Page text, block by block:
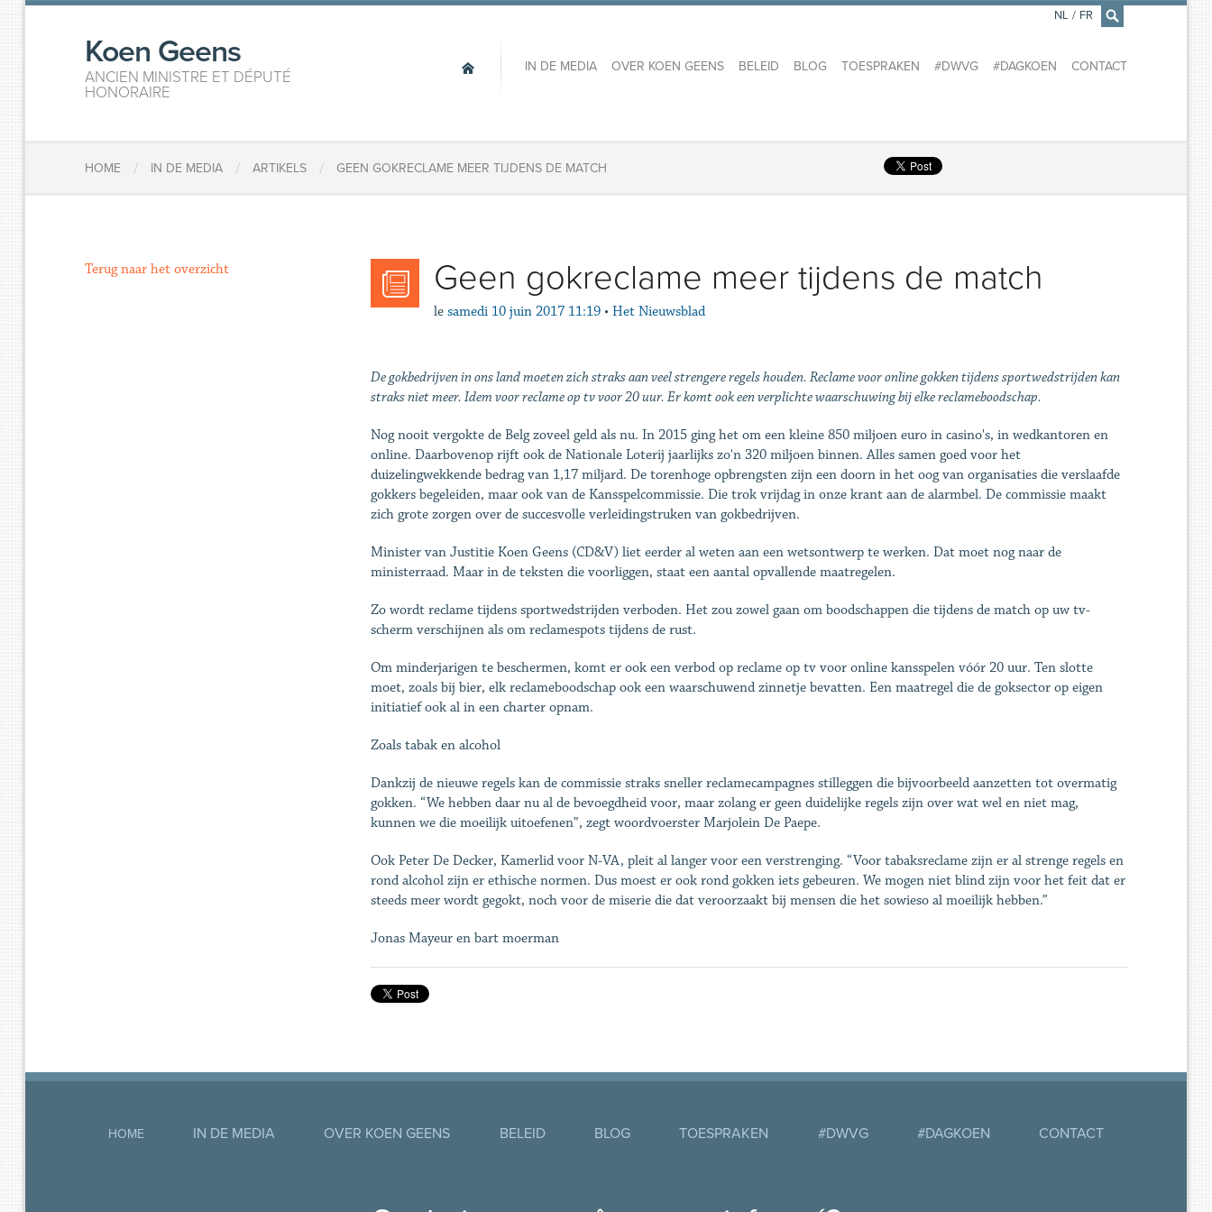
×
Koen Geens
ANCIEN MINISTRE ET DÉPUTÉ
HONORAIRE
IN DE MEDIA OVER KOEN GEENS BELEID BLOG TOESPRAKEN #DWVG #DAGKOEN CONTACT
NL / FR
HOME / IN DE MEDIA / ARTIKELS / GEEN GOKRECLAME MEER TIJDENS DE MATCH
Geen gokreclame meer tijdens de match
le samedi 10 juin 2017 11:19 • Het Nieuwsblad
De gokbedrijven in ons land moeten zich straks aan veel strengere regels houden. Reclame voor online gokken tijdens sportwedstrijden kan
straks niet meer. Idem voor reclame op tv voor 20 uur. Er komt ook een verplichte waarschuwing bij elke reclameboodschap.
Nog nooit vergokte de Belg zoveel geld als nu. In 2015 ging het om een kleine 850 miljoen euro in casino's, in wedkantoren en
online. Daarbovenop rijft ook de Nationale Loterij jaarlijks zo'n 320 miljoen binnen. Alles samen goed voor het
duizelingwekkende bedrag van 1,17 miljard. De torenhoge opbrengsten zijn een doorn in het oog van organisaties die verslaafde
gokkers begeleiden, maar ook van de Kansspelcommissie. Die trok vrijdag in onze krant aan de alarmbel. De commissie maakt
zich grote zorgen over de succesvolle verleidingstruken van gokbedrijven.
Minister van Justitie Koen Geens (CD&V) liet eerder al weten aan een wetsontwerp te werken. Dat moet nog naar de
ministerraad. Maar in de teksten die voorliggen, staat een aantal opvallende maatregelen.
Zo wordt reclame tijdens sportwedstrijden verboden. Het zou zowel gaan om boodschappen die tijdens de match op uw tv-
scherm verschijnen als om reclamespots tijdens de rust.
Om minderjarigen te beschermen, komt er ook een verbod op reclame op tv voor online kansspelen vóór 20 uur. Ten slotte
moet, zoals bij bier, elk reclameboodschap ook een waarschuwend zinnetje bevatten. Een maatregel die de goksector op ­eigen
initiatief ook al in een charter opnam.
Zoals tabak en alcohol
Dankzij de nieuwe regels kan de commissie straks sneller reclamecampagnes stilleggen die bijvoorbeeld aanzetten tot overmatig
gokken. “We hebben daar nu al de bevoegdheid voor, maar zolang er geen duidelijke regels zijn over wat wel en niet mag,
kunnen we die moeilijk uitoefenen”, zegt woordvoerster Marjolein De Paepe.
Ook Peter De Decker, Kamerlid voor N-VA, pleit al langer voor een verstrenging. “Voor tabaksreclame zijn er al strenge regels en
rond alcohol zijn er ethische normen. Dus moest er ook rond gokken iets gebeuren. We mogen niet blind zijn voor het feit dat er
steeds meer wordt gegokt, noch voor de miserie die dat veroorzaakt bij mensen die het sowieso al moeilijk hebben.”
Jonas Mayeur en bart moerman
Terug naar het overzicht
HOME IN DE MEDIA OVER KOEN GEENS BELEID BLOG TOESPRAKEN #DWVG #DAGKOEN CONTACT